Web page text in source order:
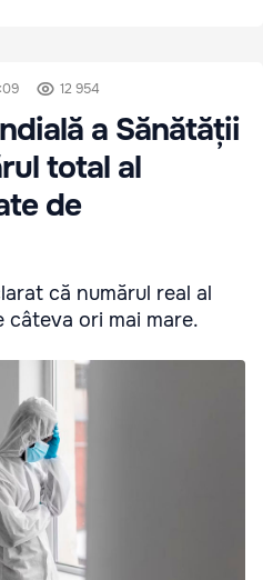
12 954
a Sănătății
total al
de
că numărul real al
ori mai mare.